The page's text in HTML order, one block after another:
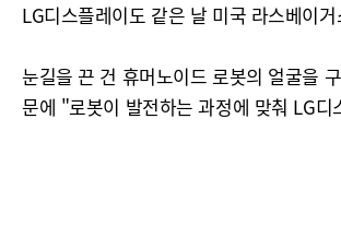
LG디스플레이도 같은 날 미국 라스베이
눈길을 끈 건 휴머노이드 로봇의 얼굴을
문에 "로봇이 발전하는 과정에 맞춰 LG